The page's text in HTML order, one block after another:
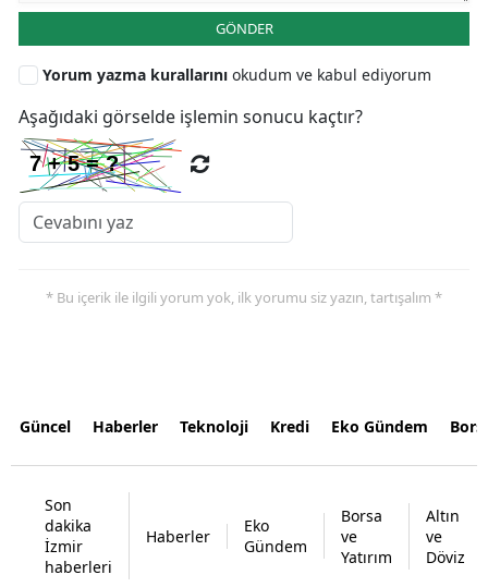
GÖNDER
Yorum yazma kurallarını okudum ve kabul ediyorum
Aşağıdaki görselde işlemin sonucu kaçtır?
* Bu içerik ile ilgili yorum yok, ilk yorumu siz yazın, tartışalım *
Güncel Haberler Teknoloji Kredi Eko Gündem
Son
dakika
İzmir
haberleri
Haberler
Eko
Gündem
Borsa
ve
Yatırım
Altın
ve
Döviz